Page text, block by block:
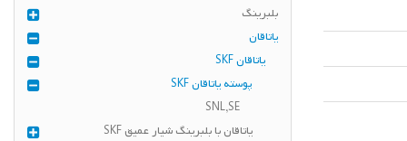
بلبرینگ
یاتاقان
یاتاقان SKF
پوسته یاتاقان SKF
SNL,SE
یاتاقان با بلبرینگ شیار عمیق SKF